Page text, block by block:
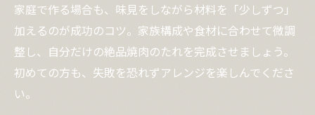
家庭で作る場合も、味見をしながら材料を「少しずつ」
加えるのが成功のコツ。家族構成や食材に合わせて微調
整し、自分だけの絶品焼肉のたれを完成させましょう。
初めての方も、失敗を恐れずアレンジを楽しんでくださ
い。